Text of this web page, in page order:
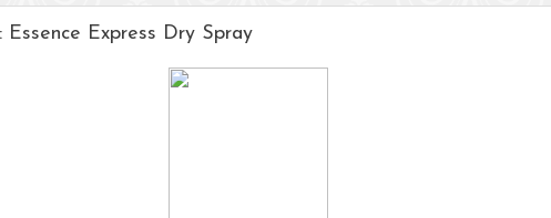
Essence Express Dry Spray